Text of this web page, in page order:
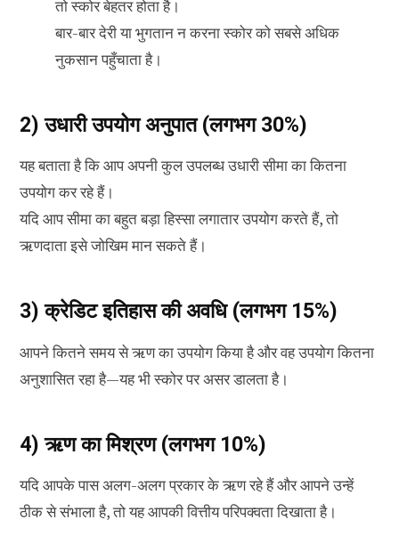
तो स्कोर बेहतर होता है।
बार-बार देरी या भुगतान न करना स्कोर को सबसे अधिक
नुकसान पहुँचाता है।
2) उधारी उपयोग अनुपात (लगभग 30%)
यह बताता है कि आप अपनी कुल उपलब्ध उधारी सीमा का कितना
उपयोग कर रहे हैं।
यदि आप सीमा का बहुत बड़ा हिस्सा लगातार उपयोग करते हैं, तो
ऋणदाता इसे जोखिम मान सकते हैं।
3) क्रेडिट इतिहास की अवधि (लगभग 15%)
आपने कितने समय से ऋण का उपयोग किया है और वह उपयोग कितना
अनुशासित रहा है—यह भी स्कोर पर असर डालता है।
4) ऋण का मिश्रण (लगभग 10%)
यदि आपके पास अलग-अलग प्रकार के ऋण रहे हैं और आपने उन्हें
ठीक से संभाला है, तो यह आपकी वित्तीय परिपक्वता दिखाता है।